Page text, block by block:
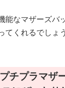
能なマザーズバ
くれるでしょう
チプラマザ